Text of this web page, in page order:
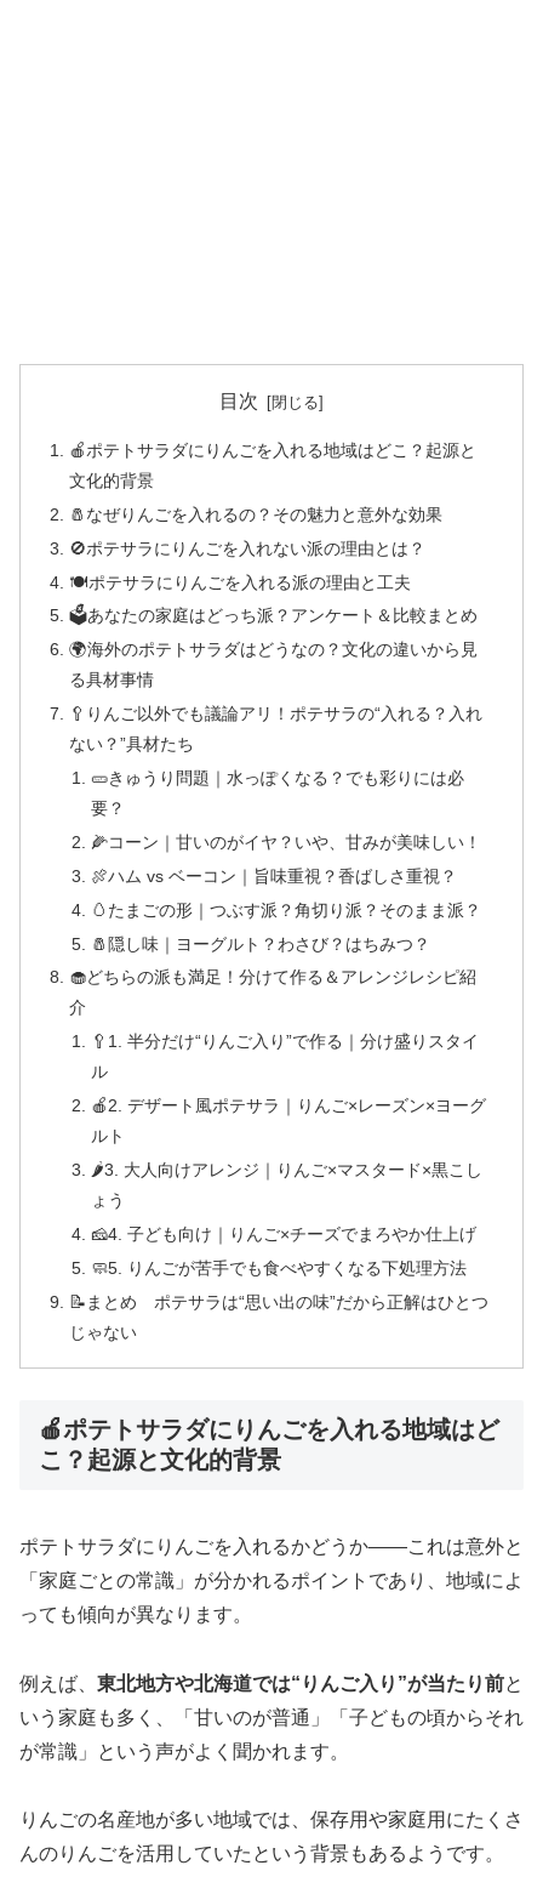
目次
🍎ポテトサラダにりんごを入れる地域はどこ？起源と
文化的背景
🧂なぜりんごを入れるの？その魅力と意外な効果
🚫ポテサラにりんごを入れない派の理由とは？
🍽ポテサラにりんごを入れる派の理由と工夫
🗳あなたの家庭はどっち派？アンケート＆比較まとめ
🌍海外のポテトサラダはどうなの？文化の違いから見
る具材事情
🥄りんご以外でも議論アリ！ポテサラの“入れる？入れ
ない？”具材たち
🥒きゅうり問題｜水っぽくなる？でも彩りには必
要？
🌽コーン｜甘いのがイヤ？いや、甘みが美味しい！
🍖ハム vs ベーコン｜旨味重視？香ばしさ重視？
🥚たまごの形｜つぶす派？角切り派？そのまま派？
🧂隠し味｜ヨーグルト？わさび？はちみつ？
🧁どちらの派も満足！分けて作る＆アレンジレシピ紹
介
🥄1. 半分だけ“りんご入り”で作る｜分け盛りスタイ
ル
🍎2. デザート風ポテサラ｜りんご×レーズン×ヨーグ
ルト
🌶3. 大人向けアレンジ｜りんご×マスタード×黒こし
ょう
🧀4. 子ども向け｜りんご×チーズでまろやか仕上げ
🧼5. りんごが苦手でも食べやすくなる下処理方法
📝まとめ ポテサラは“思い出の味”だから正解はひとつ
じゃない
🍎ポテトサラダにりんごを入れる地域はど
こ？起源と文化的背景
ポテトサラダにりんごを入れるかどうか――これは意外と
「家庭ごとの常識」が分かれるポイントであり、地域によ
っても傾向が異なります。
例えば、 東北地方や北海道では“りんご入り”が当たり前と
いう家庭も多く、「甘いのが普通」「子どもの頃からそれ
が常識」という声がよく聞かれます。
りんごの名産地が多い地域では、保存用や家庭用にたくさ
んのりんごを活用していたという背景もあるようです。